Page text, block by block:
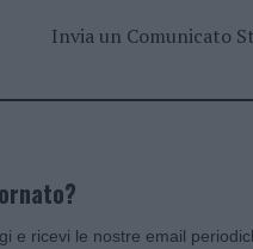
Invia un Comunicato
e ricevi le nostre email